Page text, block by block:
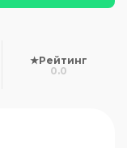
★Рейтинг
0.0